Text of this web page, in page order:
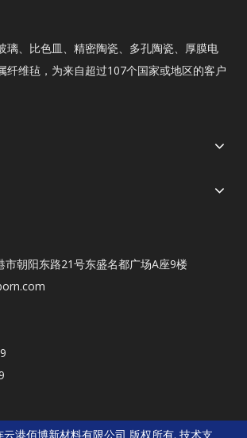
璃、比色皿、精密陶瓷、多孔陶瓷、厚膜电
纤维毡，为来自超过107个国家或地区的客户
市朝阳东路21号东盛名都广场A座9楼
云港佰博新材料有限公司 版权所有. 技术支